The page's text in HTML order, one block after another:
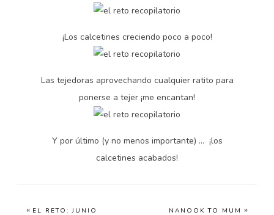
¡Los calcetines creciendo poco a poco!
Las tejedoras aprovechando cualquier ratito para
ponerse a tejer ¡me encantan!
Y por último (y no menos importante) … ¡los
calcetines acabados!
« EL RETO: JUNIO NANOOK TO MUM »